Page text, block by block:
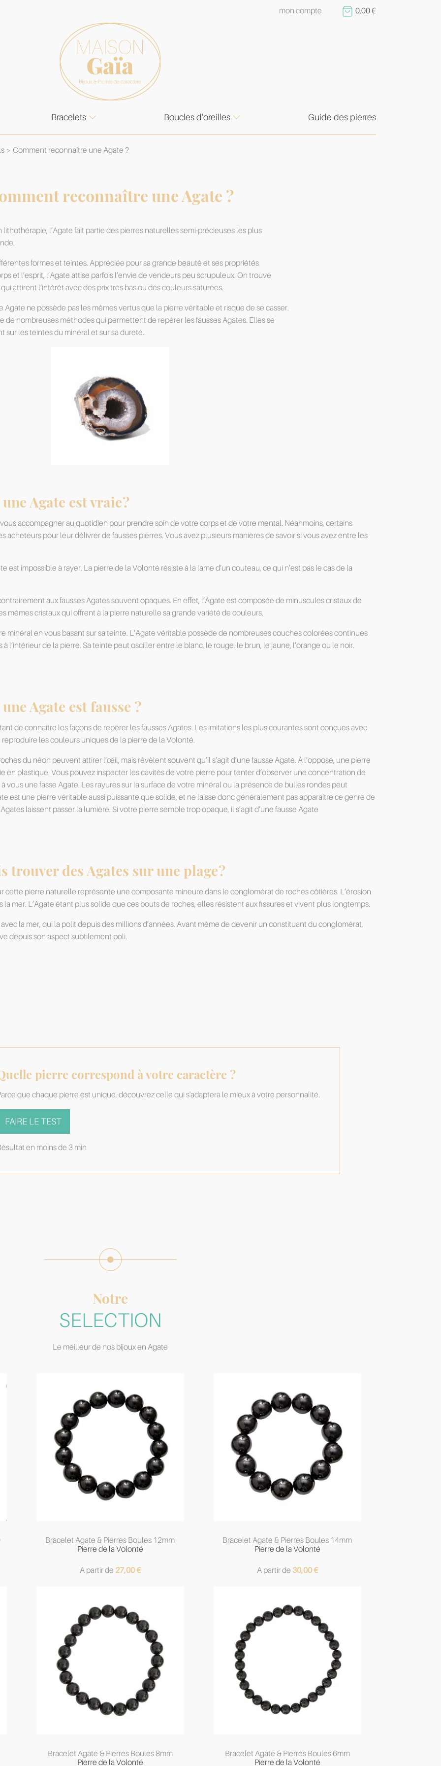
mon compte 0,00€
Bracelets Boucles d'oreilles Guide des pierres
Comment reconnaître une Agate ?
reconnaître une Agate ?
lithothérapie, l’Agate fait partie des pierres naturelles semi-précieuses les plus
formes et teintes. Appréciée pour sa grande beauté et ses propriétés
et l’esprit, l’Agate attise parfois l’envie de vendeurs peu scrupuleux. On trouve
attirent l’intérêt avec des prix très bas ou des couleurs saturées.
Agate ne possède pas les mêmes vertus que la pierre véritable et risque de se casser.
de nombreuses méthodes qui permettent de repérer les fausses Agates. Elles se
sur les teintes du minéral et sur sa dureté.
Agate est vraie ?
accompagner au quotidien pour prendre soin de votre corps et de votre mental. Néanmoins, certains
acheteurs pour leur délivrer de fausses pierres. Vous avez plusieurs manières de savoir si vous avez entre les
est impossible à rayer. La pierre de la Volonté résiste à la lame d’un couteau, ce qui n’est pas le cas de la
aux fausses Agates souvent opaques. En effet, l’Agate est composée de minuscules cristaux de
mêmes cristaux qui offrent à la pierre naturelle sa grande variété de couleurs.
minéral en vous basant sur sa teinte. L’Agate véritable possède de nombreuses couches colorées continues
l’intérieur de la pierre. Sa teinte peut osciller entre le blanc, le rouge, le brun, le jaune, l’orange ou le noir.
Agate est fausse ?
de connaître les façons de repérer les fausses Agates. Les imitations les plus courantes sont conçues avec
les couleurs uniques de la pierre de la Volonté.
du néon peuvent attirer l’œil, mais révèlent souvent qu’il s’agit d’une fausse Agate. À l’opposé, une pierre
en plastique. Vous pouvez inspecter les cavités de votre pierre pour tenter d’observer une concentration de
vous une fasse Agate. Les rayures sur la surface de votre minéral ou la présence de bulles rondes peut
est une pierre véritable aussi puissante que solide, et ne laisse donc généralement pas apparaître ce genre de
laissent passer la lumière. Si votre pierre semble trop opaque, il s’agit d’une fausse Agate
des Agates sur une plage ?
cette pierre naturelle représente une composante mineure dans le conglomérat de roches côtières. L’érosion
mer. L’Agate étant plus solide que ces bouts de roches, elles résistent aux fissures et vivent plus longtemps.
la mer, qui la polit depuis des millions d’années. Avant même de devenir un constituant du conglomérat,
depuis son aspect subtilement poli.
pierre correspond à votre caractère ?
que chaque pierre est unique, découvrez celle qui s'adaptera le mieux à votre personnalité.
FAIRE LE TEST
en moins de 3 min
Notre
SELECTION
Le meilleur de nos bijoux en Agate
Bracelet Agate & Pierres Boules 12mm
Pierre de la Volonté
A partir de 27,00€
Bracelet Agate & Pierres Boules 14mm
Pierre de la Volonté
A partir de 30,00€
Bracelet Agate & Pierres Boules 8mm
Pierre de la Volonté
Bracelet Agate & Pierres Boules 6mm
Pierre de la Volonté